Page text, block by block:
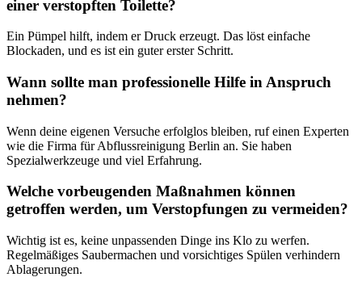
einer verstopften Toilette?
Ein Pümpel hilft, indem er Druck erzeugt. Das löst einfache
Blockaden, und es ist ein guter erster Schritt.
Wann sollte man professionelle Hilfe in Anspruch
nehmen?
Wenn deine eigenen Versuche erfolglos bleiben, ruf einen Experten
wie die Firma für Abflussreinigung Berlin an. Sie haben
Spezialwerkzeuge und viel Erfahrung.
Welche vorbeugenden Maßnahmen können
getroffen werden, um Verstopfungen zu vermeiden?
Wichtig ist es, keine unpassenden Dinge ins Klo zu werfen.
Regelmäßiges Saubermachen und vorsichtiges Spülen verhindern
Ablagerungen.